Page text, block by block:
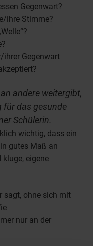
Gegenwart?
ihre Stimme?
ihrer Gegenwart
andere weitergibt,
für das gesunde
Schülerin.
wichtig, dass ein
gutes Maß an
eigene
sagt, ohne sich mit
nur an der